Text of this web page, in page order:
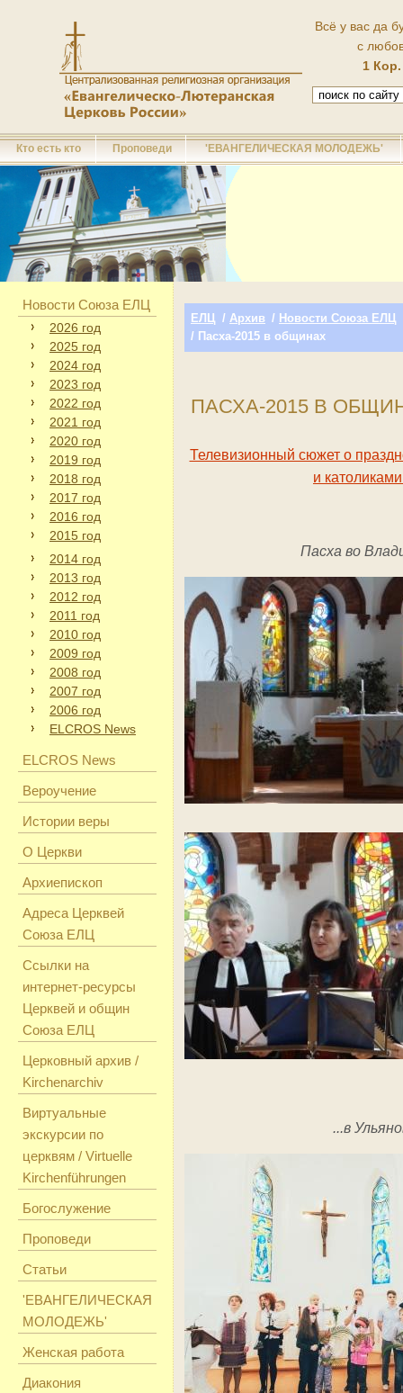
Всё у вас да
с
1
Кто есть кто Проповеди 'ЕВАНГЕЛИЧЕСКАЯ МОЛОДЕЖЬ'
Новости Союза ЕЛЦ
2026 год
2025 год
2024 год
2023 год
2022 год
2021 год
2020 год
2019 год
2018 год
2017 год
2016 год
2015 год
2014 год
2013 год
2012 год
2011 год
2010 год
2009 год
2008 год
2007 год
2006 год
ELCROS News
ELCROS News
Вероучение
Истории веры
О Церкви
Архиепископ
Адреса Церквей
Союза ЕЛЦ
Ссылки на
интернет-ресурсы
Церквей и общин
Союза ЕЛЦ
Церковный архив /
Kirchenarchiv
Виртуальные
экскурсии по
церквям / Virtuelle
Kirchenführungen
Богослужение
Проповеди
Статьи
'ЕВАНГЕЛИЧЕСКАЯ
МОЛОДЕЖЬ'
Женская работа
Диакония
ЕЛЦ / Архив / Новости Союза ЕЛЦ
/ Пасха-2015 в общинах
ПАСХА-2015 В
Телевизионный сюжет о
и
Пасха во
...в